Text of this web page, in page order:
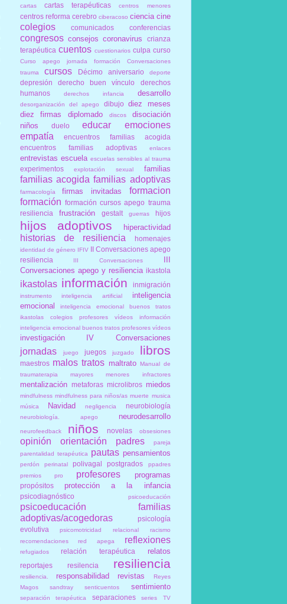
cartas cartas terapéuticas centros menores
centros reforma cerebro ciberacoso ciencia cine
colegios comunicados conferencias
congresos consejos coronavirus
crianza
terapéutica cuentos cuestionarios culpa curso
Curso apego jornada formación Conversaciones
trauma
cursos Décimo aniversario deporte
depresión derecho buen vínculo
derechos
humanos
derechos infancia desarrollo
desorganización del apego dibujo diez meses
diez firmas
diplomado discos
disociación
niños
duelo educar
emociones
empatía
encuentros familias acogida
encuentros familias adoptivas
enlaces
entrevistas escuela escuelas sensibles al trauma
experimentos explotación sexual familias
familias acogida familias adoptivas
farmacología firmas invitadas
formacion
formación formación cursos apego trauma
resiliencia
frustración gestalt guerras hijos
hijos adoptivos hiperactividad
historias de resiliencia homenajes
identidad de género IFIV II Conversaciones apego
resiliencia
III Conversaciones
III
Conversaciones apego y resiliencia ikastola
ikastolas información inmigración
instrumento inteligencia artificial
inteligencia
emocional
inteligencia emocional buenos tratos
ikastolas colegios profesores vídeos información
inteligencia emocional buenos tratos profesores vídeos
investigación IV Conversaciones
jornadas juego juegos juzgado libros
maestros malos tratos maltrato Manual de
traumaterapia
mayores menores infractores
mentalización metaforas microlibros miedos
mindfulness mindfulness para niños/as muerte musica
música
Navidad negligencia neurobiología
neurobiología. apego neurodesarrollo
neurofeedback niños novelas obsesiones
opinión orientación padres
pareja
parentalidad terapéutica
pautas pensamientos
perdón perinatal polivagal postgrados
ppadres
premios
pro profesores programas
propósitos protección a la infancia
psicodiagnóstico psicoeducación
psicoeducación familias
adoptivas/acogedoras
psicología
evolutiva
psicomotricidad relacional
racismo
recomendaciones
red apega reflexiones
refugiados relación terapéutica relatos
reportajes resilencia resiliencia
resiliencia. responsabilidad revistas
Reyes
Magos
sandtray senticuentos sentimiento
separación terapéutica separaciones
series TV